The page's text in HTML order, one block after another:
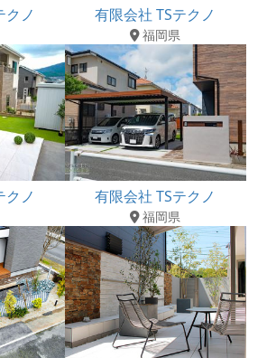
クノ 有限会社 TSテクノ
福岡県
クノ 有限会社 TSテクノ
福岡県